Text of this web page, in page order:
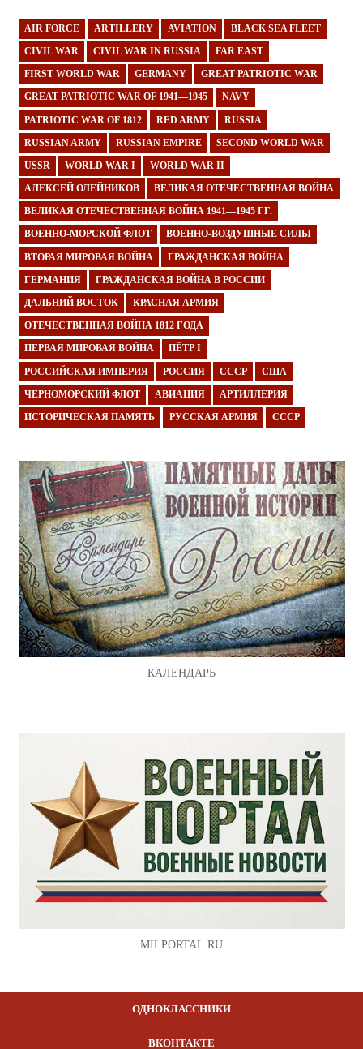
AIR FORCE ARTILLERY AVIATION BLACK SEA FLEET
CIVIL WAR CIVIL WAR IN RUSSIA FAR EAST
FIRST WORLD WAR GERMANY GREAT PATRIOTIC WAR
GREAT PATRIOTIC WAR OF 1941—1945 NAVY
PATRIOTIC WAR OF 1812 RED ARMY RUSSIA
RUSSIAN ARMY RUSSIAN EMPIRE SECOND WORLD WAR
USSR WORLD WAR I WORLD WAR II
АЛЕКСЕЙ ОЛЕЙНИКОВ ВЕЛИКАЯ ОТЕЧЕСТВЕННАЯ ВОЙНА
ВЕЛИКАЯ ОТЕЧЕСТВЕННАЯ ВОЙНА 1941—1945 ГГ.
ВОЕННО-МОРСКОЙ ФЛОТ ВОЕННО-ВОЗДУШНЫЕ СИЛЫ
ВТОРАЯ МИРОВАЯ ВОЙНА ГРАЖДАНСКАЯ ВОЙНА
ГЕРМАНИЯ ГРАЖДАНСКАЯ ВОЙНА В РОССИИ
ДАЛЬНИЙ ВОСТОК КРАСНАЯ АРМИЯ
ОТЕЧЕСТВЕННАЯ ВОЙНА 1812 ГОДА
ПЕРВАЯ МИРОВАЯ ВОЙНА ПЁТР I
РОССИЙСКАЯ ИМПЕРИЯ РОССИЯ СССР США
ЧЕРНОМОРСКИЙ ФЛОТ АВИАЦИЯ АРТИЛЛЕРИЯ
ИСТОРИЧЕСКАЯ ПАМЯТЬ РУССКАЯ АРМИЯ СССР
КАЛЕНДАРЬ
MILPORTAL.RU
ОДНОКЛАССНИКИ
ВКОНТАКТЕ